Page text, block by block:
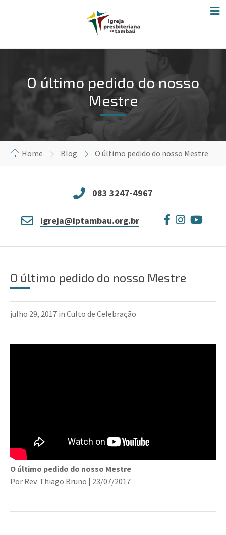
O último pedido do nosso
Mestre
Home Blog O último pedido do nosso Mestre
083 3247-4967
igreja@iptambau.org.br
O último pedido do nosso Mestre
julho 29, 2017 in Culto de Celebração
O último pedido do nosso Mestre
Por Rev. Thiago Bruno | 23/07/2017